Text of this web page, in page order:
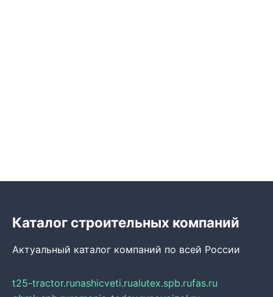
Каталог строительных компаний
Актуальный каталог компаний по всей России
t25-tractor.runashicveti.rualutex.spb.rufas.ru